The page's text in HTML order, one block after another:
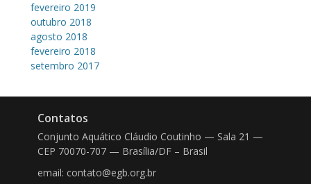
fevereiro 2019
outubro 2018
agosto 2018
fevereiro 2018
setembro 2017
Contatos
Conjunto Aquático Cláudio Coutinho — Sala 21 —
CEP 70070-707 — Brasília/DF – Brasil
email: contato@egb.org.br